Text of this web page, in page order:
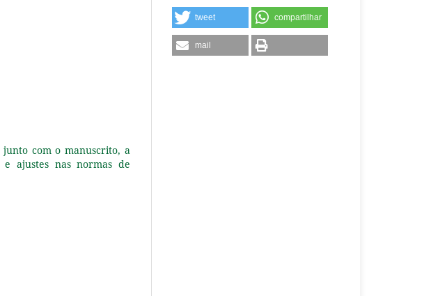
com o manuscrito, a
e ajustes nas normas de
tweet compartilhar
mail